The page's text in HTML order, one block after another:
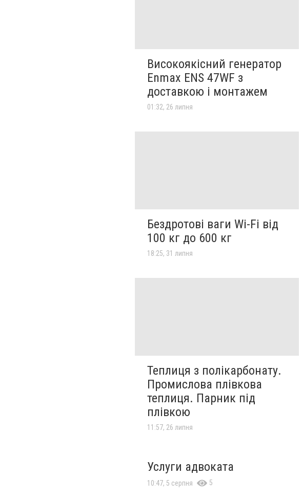
Високоякісний генератор
Enmax ENS 47WF з
доставкою і монтажем
01:32, 26 липня
Бездротові ваги Wi-Fi від
100 кг до 600 кг
18:25, 31 липня
Теплиця з полікарбонату.
Промислова плівкова
теплиця. Парник під
плівкою
11:57, 26 липня
Услуги адвоката
10:47, 5 серпня 5